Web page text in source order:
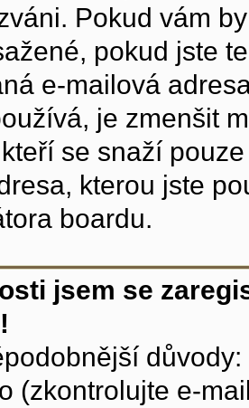
Pokud vám
pokud jste
e-mailová
je zmenšit
se snaží
kterou jste
boardu.
jsem se
(zkontrolujte e-